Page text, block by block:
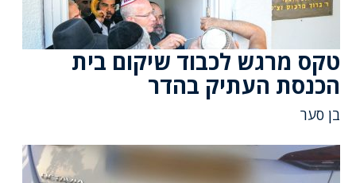
טקס מרגש לכבוד שיקום בית
הכנסת העתיק בהדר
בן סער